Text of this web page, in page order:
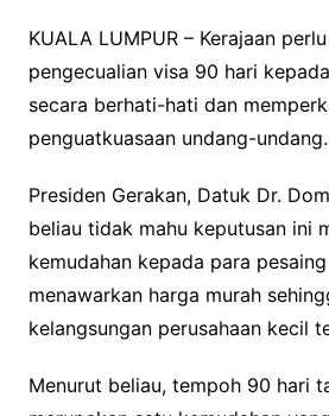
KUALA LUMPUR – Kerajaan
pengecualian visa 90 hari
secara berhati-hati dan
penguatkuasaan undang-undang.
Presiden Gerakan, Datuk Dr.
beliau tidak mahu keputusan ini
kemudahan kepada para
menawarkan harga murah
kelangsungan perusahaan kecil
Menurut beliau, tempoh 90 hari